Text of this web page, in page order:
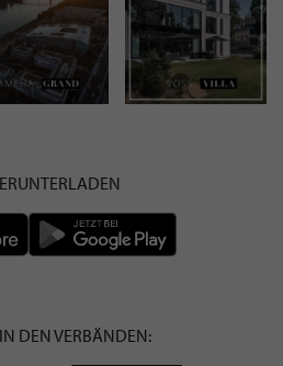
DEN VERBÄNDEN: